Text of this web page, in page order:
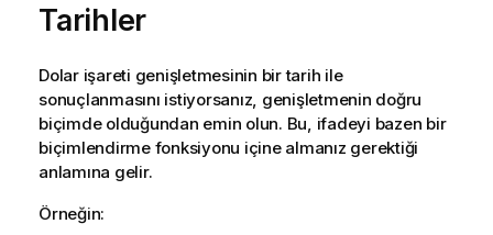
Tarihler
Dolar işareti genişletmesinin bir tarih ile
sonuçlanmasını istiyorsanız, genişletmenin doğru
biçimde olduğundan emin olun. Bu, ifadeyi bazen bir
biçimlendirme fonksiyonu içine almanız gerektiği
anlamına gelir.
Örneğin: